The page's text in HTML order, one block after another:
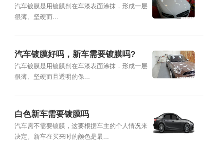
钱一次？
汽车镀膜是用镀膜剂在车漆表面涂抹，形成一层
很薄、坚硬而...
汽车镀膜好吗，新车需要镀膜吗?
汽车镀膜是用镀膜剂在车漆表面涂抹，形成一层
很薄、坚硬而且透明的保...
白色新车需要镀膜吗
汽车需不需要镀膜，这要根据车主的个人情况来
决定。新车在买来时的颜色是最...